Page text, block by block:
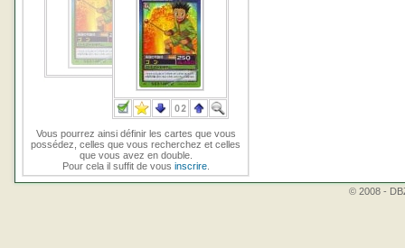
Vous pourrez ainsi définir les cartes que vous
possédez, celles que vous recherchez et celles
que vous avez en double.
Pour cela il suffit de vous inscrire.
© 2008 -